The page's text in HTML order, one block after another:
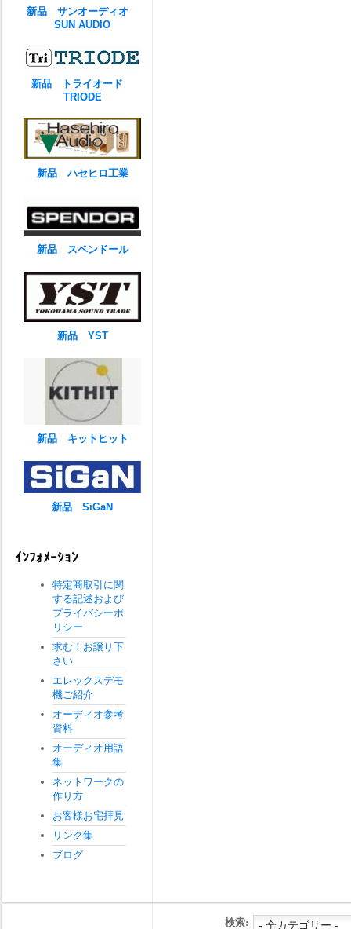
新品 サンオーディオ
SUN AUDIO
新品 トライオード
TRIODE
新品 ハセヒロ工業
新品 スペンドール
新品 YST
新品 キットヒット
新品 SiGaN
ｲﾝﾌｫﾒｰｼｮﾝ
特定商取引に関
する記述および
プライバシーポ
リシー
求む！お譲り下
さい
エレックスデモ
機ご紹介
オーディオ参考
資料
オーディオ用語
集
ネットワークの
作り方
お客様お宅拝見
リンク集
ブログ
検索: